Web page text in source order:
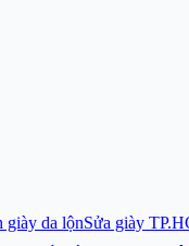
giày da lộnSửa giày